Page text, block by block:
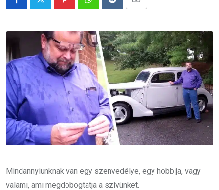
PinterestWhatsappRedditShare
Email
Mindannyiunknak van egy szenvedélye, egy hobbija, vagy
valami, ami megdobogtatja a szívünket.